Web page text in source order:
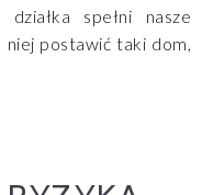
spełni nasze
postawić taki dom,